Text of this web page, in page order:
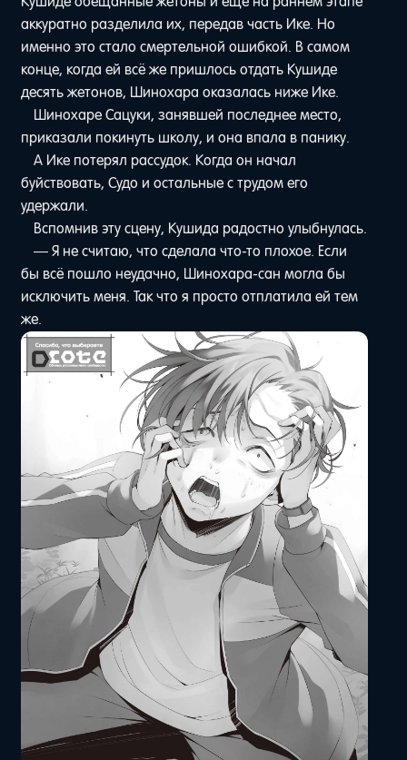
аккуратно разделила их, передав часть Ике. Но
именно это стало смертельной ошибкой. В самом
конце, когда ей всё же пришлось отдать Кушиде
десять жетонов, Шинохара оказалась ниже Ике.
Шинохаре Сацуки, занявшей последнее место,
приказали покинуть школу, и она впала в панику.
А Ике потерял рассудок. Когда он начал
буйствовать, Судо и остальные с трудом его
удержали.
Вспомнив эту сцену, Кушида радостно улыбнулась.
— Я не считаю, что сделала что-то плохое. Если
бы всё пошло неудачно, Шинохара-сан могла бы
исключить меня. Так что я просто отплатила ей тем
же.